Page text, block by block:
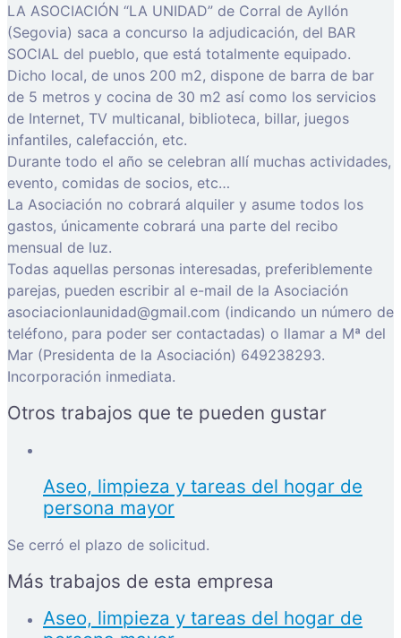
LA ASOCIACIÓN “LA UNIDAD” de Corral de Ayllón
(Segovia) saca a concurso la adjudicación, del BAR
SOCIAL del pueblo, que está totalmente equipado.
Dicho local, de unos 200 m2, dispone de barra de bar
de 5 metros y cocina de 30 m2 así como los servicios
de Internet, TV multicanal, biblioteca, billar, juegos
infantiles, calefacción, etc.
Durante todo el año se celebran allí muchas actividades,
evento, comidas de socios, etc…
La Asociación no cobrará alquiler y asume todos los
gastos, únicamente cobrará una parte del recibo
mensual de luz.
Todas aquellas personas interesadas, preferiblemente
parejas, pueden escribir al e-mail de la Asociación
asociacionlaunidad@gmail.com (indicando un número de
teléfono, para poder ser contactadas) o llamar a Mª del
Mar (Presidenta de la Asociación) 649238293.
Incorporación inmediata.
Otros trabajos que te pueden gustar
Aseo, limpieza y tareas del hogar de
persona mayor
Se cerró el plazo de solicitud.
Más trabajos de esta empresa
Aseo, limpieza y tareas del hogar de